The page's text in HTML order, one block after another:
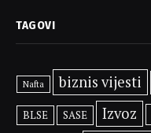
TAGOVI
Nafta biznis vijesti
BLSE SASE Izvoz